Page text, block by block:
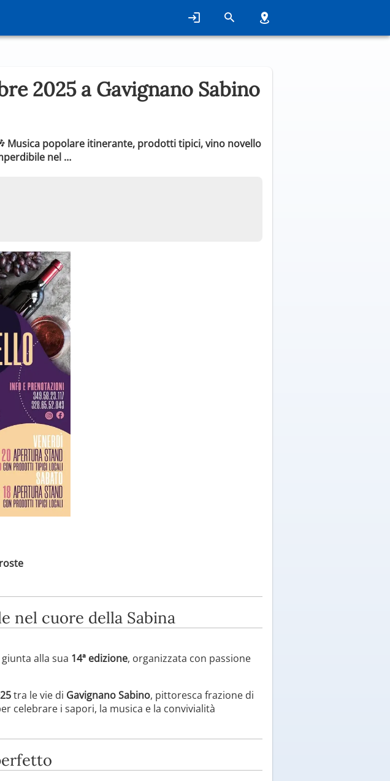
2025 a Gavignano Sabino
Musica popolare itinerante, prodotti tipici, vino novello
nel …
nel cuore della Sabina
giunta alla sua 14ª edizione, organizzata con passione
tra le vie di Gavignano Sabino, pittoresca frazione di
celebrare i sapori, la musica e la convivialità